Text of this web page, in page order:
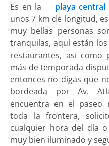
Es en la playa central
unos 7 km de longitud,
muy bellas personas
tranquilas, aquí están
restaurantes, así como
más de temporada
entonces no digas que
bordeada por Av.
encuentra en el paseo
toda la frontera,
cualquier hora del día
muy bien iluminado y